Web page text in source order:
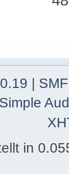
|
Simple
in